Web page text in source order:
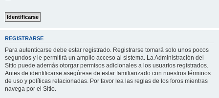
REGISTRARSE
Para autenticarse debe estar registrado. Registrarse tomará solo unos pocos
segundos y le permitirá un amplio acceso al sistema. La Administración del
Sitio puede además otorgar permisos adicionales a los usuarios registrados.
Antes de identificarse asegúrese de estar familiarizado con nuestros términos
de uso y políticas relacionadas. Por favor lea las reglas de los foros mientras
navega por el Sitio.